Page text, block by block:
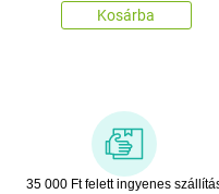
Kosárba
35 000 Ft felett ingyenes